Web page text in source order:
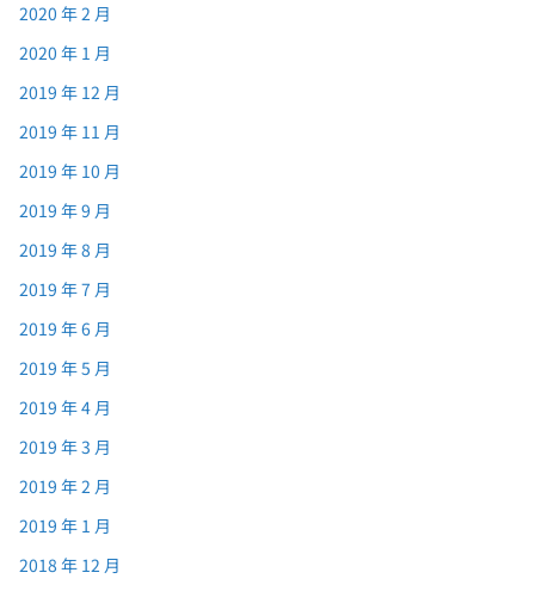
2020 年 2 月
2020 年 1 月
2019 年 12 月
2019 年 11 月
2019 年 10 月
2019 年 9 月
2019 年 8 月
2019 年 7 月
2019 年 6 月
2019 年 5 月
2019 年 4 月
2019 年 3 月
2019 年 2 月
2019 年 1 月
2018 年 12 月